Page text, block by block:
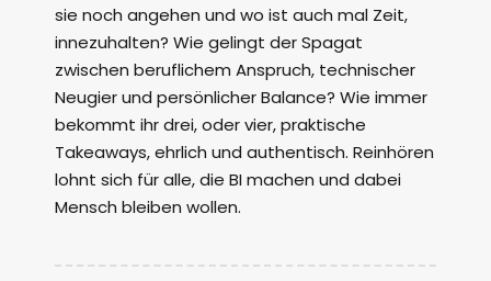
sie noch angehen und wo ist auch mal Zeit,
innezuhalten? Wie gelingt der Spagat
zwischen beruflichem Anspruch, technischer
Neugier und persönlicher Balance? Wie immer
bekommt ihr drei, oder vier, praktische
Takeaways, ehrlich und authentisch. Reinhören
lohnt sich für alle, die BI machen und dabei
Mensch bleiben wollen.